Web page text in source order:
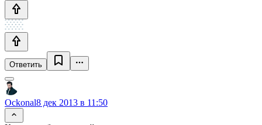
Ответить
Ockonal8 дек 2013 в 11:50